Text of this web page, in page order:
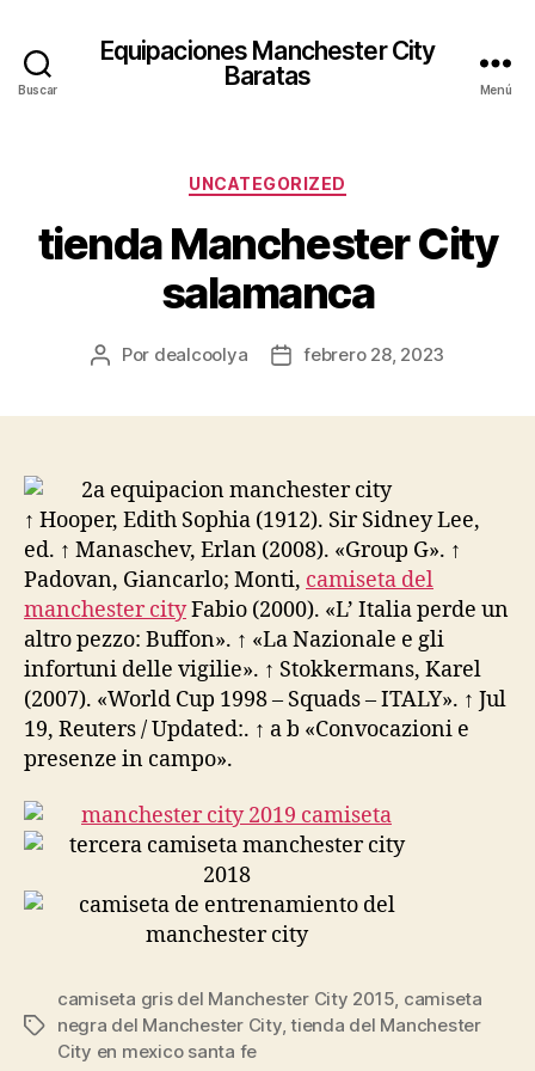
Buscar
Equipaciones Manchester City
Baratas
Menú
Categorías
UNCATEGORIZED
tienda Manchester City
salamanca
Autor
Por dealcoolya
Fechafebrero 28, 2023
↑ Hooper, Edith Sophia (1912). Sir Sidney Lee,
ed. ↑ Manaschev, Erlan (2008). «Group G». ↑
Padovan, Giancarlo; Monti, camiseta del
manchester cityFabio (2000). «L’ Italia perde un
altro pezzo: Buffon». ↑ «La Nazionale e gli
infortuni delle vigilie». ↑ Stokkermans, Karel
(2007). «World Cup 1998 – Squads – ITALY». ↑ Jul
19, Reuters / Updated:. ↑ a b «Convocazioni e
presenze in campo».
Etiquetas
camiseta gris del Manchester City 2015, camiseta
negra del Manchester City,tienda del Manchester
City en mexico santa fe